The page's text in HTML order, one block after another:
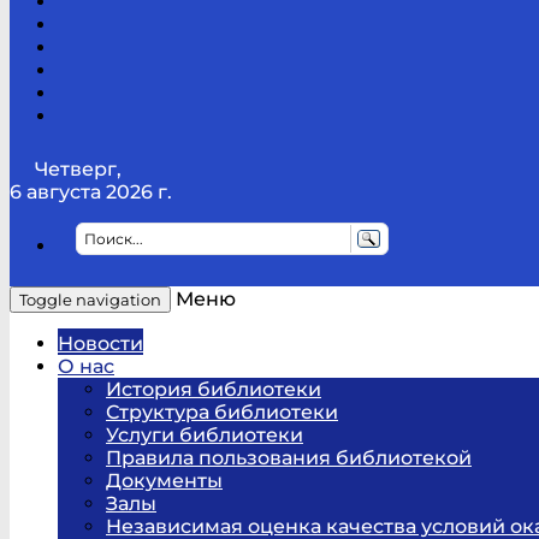
Четверг,
6 августа 2026 г.
Toggle navigation
Меню
Новости
О нас
История библиотеки
Структура библиотеки
Услуги библиотеки
Правила пользования библиотекой
Документы
Залы
Независимая оценка качества условий